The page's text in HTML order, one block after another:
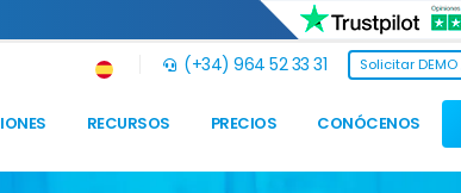
(+34) 964 52 33 31 Solicitar DEMO
RECURSOS PRECIOS CONÓCENOS